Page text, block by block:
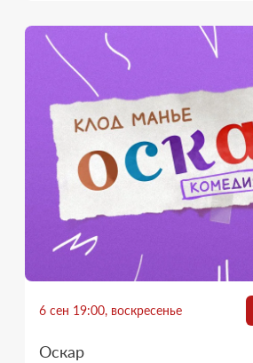
6 сен 19:00, воскресенье
Оскар